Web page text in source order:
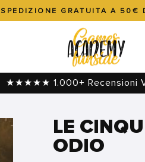
in
pausa
SPEDIZIONE GRATUITA A 50€
★★★★★ 1.000+ Recensioni
LE
ODIO